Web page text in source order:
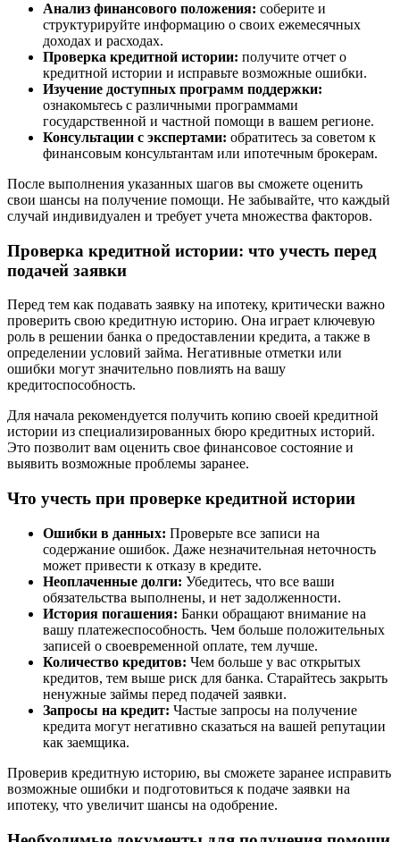
Анализ финансового положения: соберите и
структурируйте информацию о своих ежемесячных
доходах и расходах.
Проверка кредитной истории: получите отчет о
кредитной истории и исправьте возможные ошибки.
Изучение доступных программ поддержки:
ознакомьтесь с различными программами
государственной и частной помощи в вашем регионе.
Консультации с экспертами: обратитесь за советом к
финансовым консультантам или ипотечным брокерам.
После выполнения указанных шагов вы сможете оценить
свои шансы на получение помощи. Не забывайте, что каждый
случай индивидуален и требует учета множества факторов.
Проверка кредитной истории: что учесть перед
подачей заявки
Перед тем как подавать заявку на ипотеку, критически важно
проверить свою кредитную историю. Она играет ключевую
роль в решении банка о предоставлении кредита, а также в
определении условий займа. Негативные отметки или
ошибки могут значительно повлиять на вашу
кредитоспособность.
Для начала рекомендуется получить копию своей кредитной
истории из специализированных бюро кредитных историй.
Это позволит вам оценить свое финансовое состояние и
выявить возможные проблемы заранее.
Что учесть при проверке кредитной истории
Ошибки в данных: Проверьте все записи на
содержание ошибок. Даже незначительная неточность
может привести к отказу в кредите.
Неоплаченные долги: Убедитесь, что все ваши
обязательства выполнены, и нет задолженности.
История погашения: Банки обращают внимание на
вашу платежеспособность. Чем больше положительных
записей о своевременной оплате, тем лучше.
Количество кредитов: Чем больше у вас открытых
кредитов, тем выше риск для банка. Старайтесь закрыть
ненужные займы перед подачей заявки.
Запросы на кредит: Частые запросы на получение
кредита могут негативно сказаться на вашей репутации
как заемщика.
Проверив кредитную историю, вы сможете заранее исправить
возможные ошибки и подготовиться к подаче заявки на
ипотеку, что увеличит шансы на одобрение.